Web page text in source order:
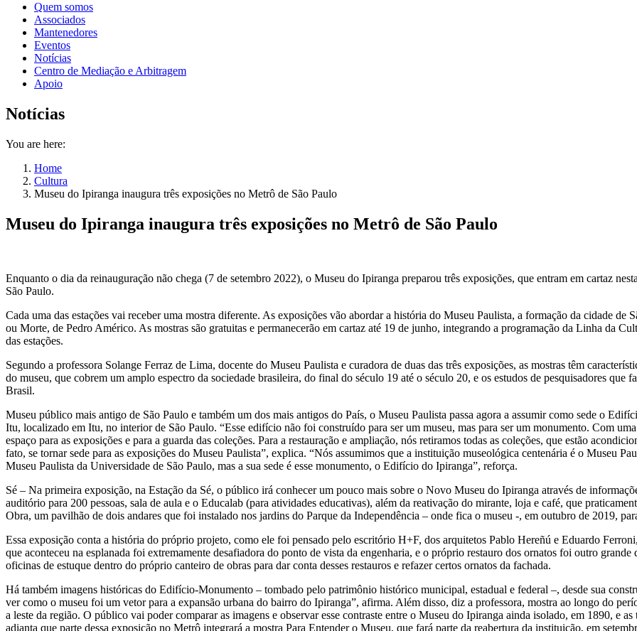
Quem somos
Associados
Mantenedores
Eventos
Notícias
Centro de Mediação e Arbitragem
Apoio
Notícias
You are here:
Home
Cultura
Museu do Ipiranga inaugura três exposições no Metrô de São Paulo
Museu do Ipiranga inaugura três exposições no Metrô de São Paulo
Enquanto o dia da reinauguração não chega (7 de setembro 2022), o Museu do Ipiranga preparou três exposições, que entram em cartaz
São Paulo.
Cada uma das estações vai receber uma mostra diferente. As exposições vão abordar a história do Museu Paulista, a formação da cidade de
ou Morte, de Pedro Américo. As mostras são gratuitas e permanecerão em cartaz até 19 de junho, integrando a programação da Linha da
das estações.
Segundo a professora Solange Ferraz de Lima, docente do Museu Paulista e curadora de duas das três exposições, as mostras têm
do museu, que cobrem um amplo espectro da sociedade brasileira, do final do século 19 até o século 20, e os estudos de pesquisadores que
Brasil.
Museu público mais antigo de São Paulo e também um dos mais antigos do País, o Museu Paulista passa agora a assumir como sede o
Itu, localizado em Itu, no interior de São Paulo. “Esse edifício não foi construído para ser um museu, mas para ser um monumento. Com
espaço para as exposições e para a guarda das coleções. Para a restauração e ampliação, nós retiramos todas as coleções, que estão
fato, se tornar sede para as exposições do Museu Paulista”, explica. “Nós assumimos que a instituição museológica centenária é o Museu
Museu Paulista da Universidade de São Paulo, mas a sua sede é esse monumento, o Edifício do Ipiranga”, reforça.
Sé – Na primeira exposição, na Estação da Sé, o público irá conhecer um pouco mais sobre o Novo Museu do Ipiranga através de
auditório para 200 pessoas, sala de aula e o Educalab (para atividades educativas), além da reativação do mirante, loja e café, que
Obra, um pavilhão de dois andares que foi instalado nos jardins do Parque da Independência – onde fica o museu -, em outubro de 2019,
Essa exposição conta a história do próprio projeto, como ele foi pensado pelo escritório H+F, dos arquitetos Pablo Hereñú e Eduardo
que aconteceu na esplanada foi extremamente desafiadora do ponto de vista da engenharia, e o próprio restauro dos ornatos foi outro
oficinas de estuque dentro do próprio canteiro de obras para dar conta desses restauros e refazer certos ornatos da fachada.
Há também imagens históricas do Edifício-Monumento – tombado pelo patrimônio histórico municipal, estadual e federal –, desde sua
ver como o museu foi um vetor para a expansão urbana do bairro do Ipiranga”, afirma. Além disso, diz a professora, mostra ao longo do
a leste da região. O público vai poder comparar as imagens e observar esse contraste entre o Museu do Ipiranga ainda isolado, em 1890, e
adianta que parte dessa exposição no Metrô integrará a mostra Para Entender o Museu, que fará parte da reabertura da instituição, em